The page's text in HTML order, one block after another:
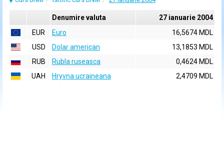
Denumire valuta
27 ianuarie 2004
EUR
Euro
16,5674 MDL
USD
Dolar american
13,1853 MDL
RUB
Rubla ruseasca
0,4624 MDL
UAH
Hryvna ucraineana 2,4709 MDL